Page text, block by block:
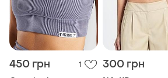
450 грн 1 300 грн